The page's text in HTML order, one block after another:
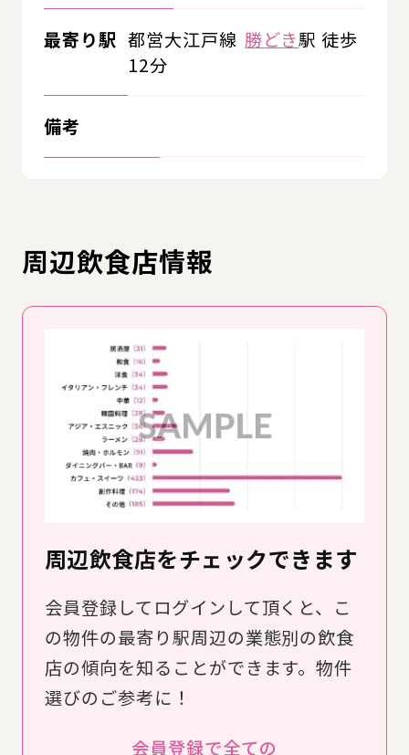
最寄り駅 都営大江戸線 勝どき駅 徒歩
12分
備考
周辺飲食店情報
周辺飲食店をチェックできます
会員登録してログインして頂くと、こ
の物件の最寄り駅周辺の業態別の飲食
店の傾向を知ることができます。物件
選びのご参考に！
会員登録で全ての